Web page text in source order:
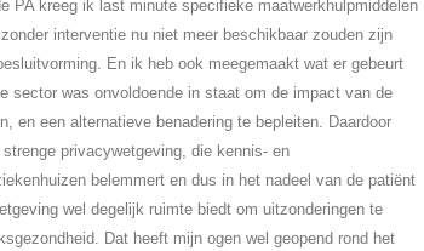
PA kreeg ik last minute specifieke maatwerkhulpmiddelen
interventie nu niet meer beschikbaar zouden zijn
En ik heb ook meegemaakt wat er gebeurt
sector was onvoldoende in staat om de impact van de
en een alternatieve benadering te bepleiten. Daardoor
privacywetgeving, die kennis- en
belemmert en dus in het nadeel van de patiënt
wel degelijk ruimte biedt om uitzonderingen te
Dat heeft mijn ogen wel geopend rond het